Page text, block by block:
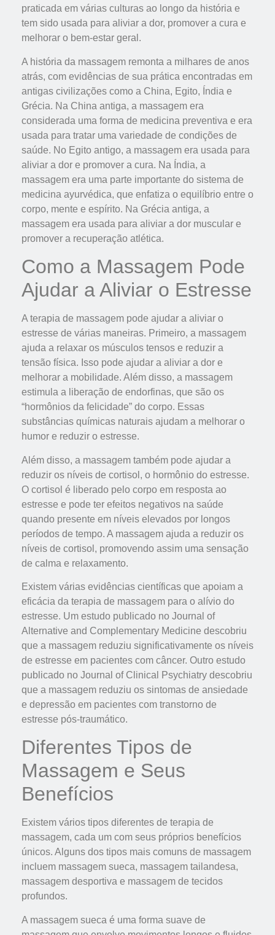
praticada em várias culturas ao longo da história e
tem sido usada para aliviar a dor, promover a cura e
melhorar o bem-estar geral.
A história da massagem remonta a milhares de anos
atrás, com evidências de sua prática encontradas em
antigas civilizações como a China, Egito, Índia e
Grécia. Na China antiga, a massagem era
considerada uma forma de medicina preventiva e era
usada para tratar uma variedade de condições de
saúde. No Egito antigo, a massagem era usada para
aliviar a dor e promover a cura. Na Índia, a
massagem era uma parte importante do sistema de
medicina ayurvédica, que enfatiza o equilíbrio entre o
corpo, mente e espírito. Na Grécia antiga, a
massagem era usada para aliviar a dor muscular e
promover a recuperação atlética.
Como a Massagem Pode
Ajudar a Aliviar o Estresse
A terapia de massagem pode ajudar a aliviar o
estresse de várias maneiras. Primeiro, a massagem
ajuda a relaxar os músculos tensos e reduzir a
tensão física. Isso pode ajudar a aliviar a dor e
melhorar a mobilidade. Além disso, a massagem
estimula a liberação de endorfinas, que são os
“hormônios da felicidade” do corpo. Essas
substâncias químicas naturais ajudam a melhorar o
humor e reduzir o estresse.
Além disso, a massagem também pode ajudar a
reduzir os níveis de cortisol, o hormônio do estresse.
O cortisol é liberado pelo corpo em resposta ao
estresse e pode ter efeitos negativos na saúde
quando presente em níveis elevados por longos
períodos de tempo. A massagem ajuda a reduzir os
níveis de cortisol, promovendo assim uma sensação
de calma e relaxamento.
Existem várias evidências científicas que apoiam a
eficácia da terapia de massagem para o alívio do
estresse. Um estudo publicado no Journal of
Alternative and Complementary Medicine descobriu
que a massagem reduziu significativamente os níveis
de estresse em pacientes com câncer. Outro estudo
publicado no Journal of Clinical Psychiatry descobriu
que a massagem reduziu os sintomas de ansiedade
e depressão em pacientes com transtorno de
estresse pós-traumático.
Diferentes Tipos de
Massagem e Seus
Benefícios
Existem vários tipos diferentes de terapia de
massagem, cada um com seus próprios benefícios
únicos. Alguns dos tipos mais comuns de massagem
incluem massagem sueca, massagem tailandesa,
massagem desportiva e massagem de tecidos
profundos.
A massagem sueca é uma forma suave de